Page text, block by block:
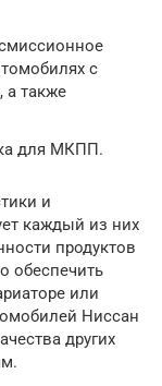
с
а также
для МКПП.
и
каждый из них
продуктов
обеспечить
или
Ниссан
других